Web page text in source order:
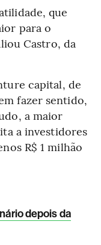
que
para o
Castro, da
capital, de
fazer sentido,
a maior
a investidores
R$ 1 milhão
depois da